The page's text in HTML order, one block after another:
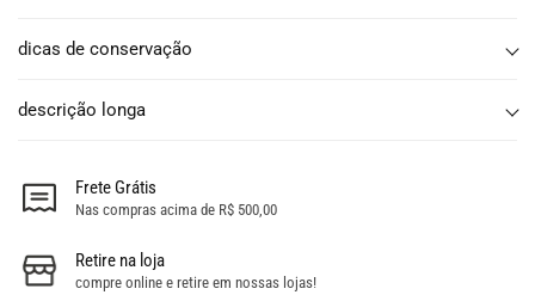
dicas de conservação
descrição longa
Frete Grátis
Nas compras acima de R$ 500,00
Retire na loja
compre online e retire em nossas lojas!